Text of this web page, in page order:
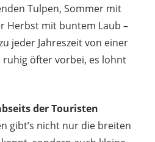
Tulpen, Sommer mit
Herbst mit buntem Laub –
jeder Jahreszeit von einer
ruhig öfter vorbei, es lohnt
der Touristen
gibt’s nicht nur die breiten